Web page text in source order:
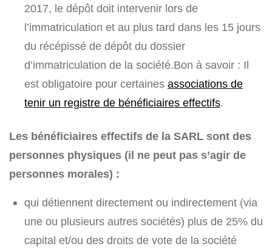
2017, le dépôt doit intervenir lors de
l’immatriculation et au plus tard dans les 15 jours
du récépissé de dépôt du dossier
d’immatriculation de la société.Bon à savoir : Il
est obligatoire pour certaines associations de
tenir un registre de bénéficiaires effectifs.
Les bénéficiaires effectifs de la SARL sont des
personnes physiques (il ne peut pas s’agir de
personnes morales) :
qui détiennent directement ou indirectement (via
une ou plusieurs autres sociétés) plus de 25% du
capital et/ou des droits de vote de la société